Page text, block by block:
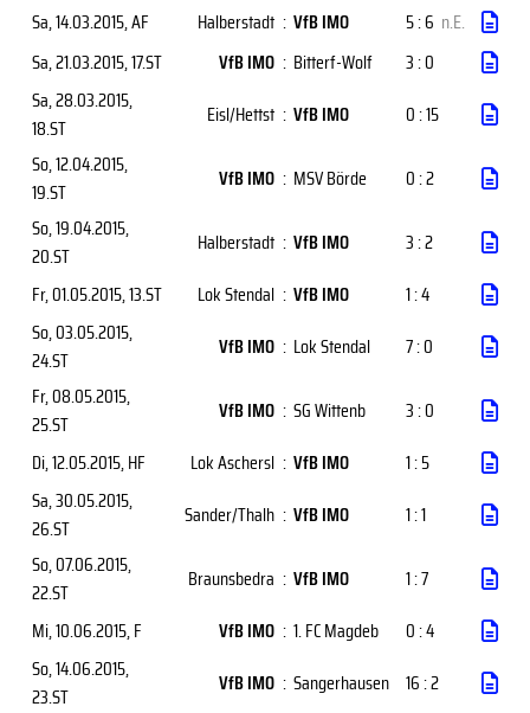
Sa, 14.03.2015, AF Halberstadt : VfB IMO 5 : 6 n.E.
Sa, 21.03.2015, 17.ST VfB IMO : Bitterf-Wolf
3 : 0
Sa, 28.03.2015,
18.ST
Eisl/Hettst : VfB IMO
0 : 15
So, 12.04.2015,
19.ST
VfB IMO : MSV Börde
0 : 2
So, 19.04.2015,
20.ST
Halberstadt : VfB IMO
3 : 2
Fr, 01.05.2015, 13.ST Lok Stendal : VfB IMO
1 : 4
So, 03.05.2015,
24.ST
VfB IMO : Lok Stendal
7 : 0
Fr, 08.05.2015,
25.ST
VfB IMO : SG Wittenb
3 : 0
Di, 12.05.2015, HF Lok Aschersl : VfB IMO
1 : 5
Sa, 30.05.2015,
26.ST
Sander/Thalh : VfB IMO
1 : 1
So, 07.06.2015,
22.ST
Braunsbedra : VfB IMO
1 : 7
Mi, 10.06.2015, F VfB IMO : 1. FC Magdeb
0 : 4
So, 14.06.2015,
23.ST
VfB IMO : Sangerhausen 16 : 2